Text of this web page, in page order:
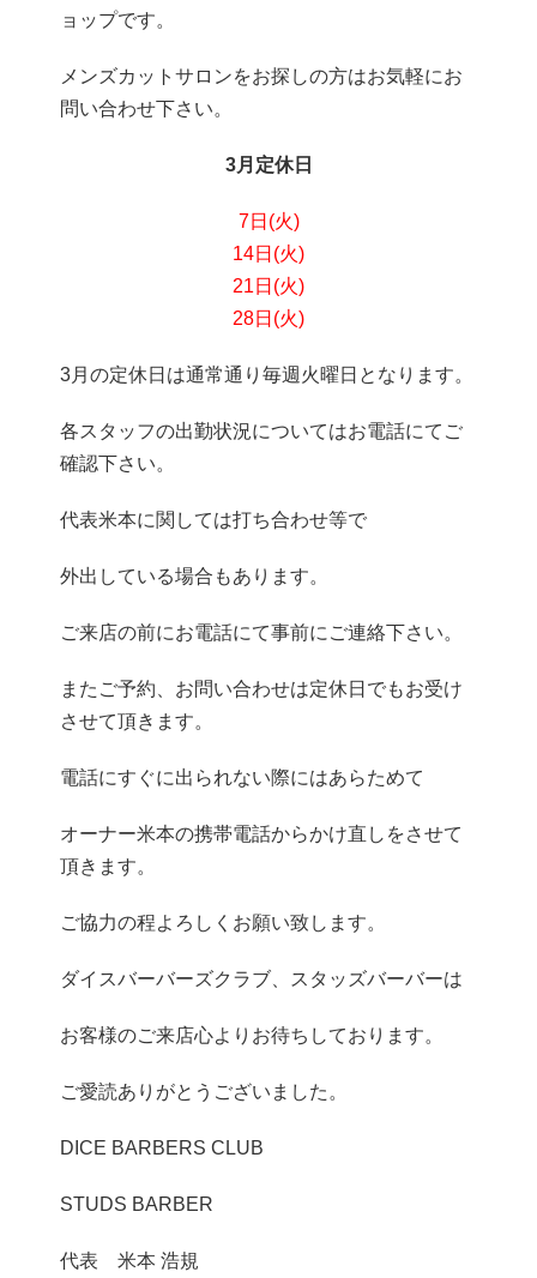
ョップです。
メンズカットサロンをお探しの方はお気軽にお
問い合わせ下さい。
3月定休日
7日(火)
14日(火)
21日(火)
28日(火)
3月の定休日は通常通り毎週火曜日となります。
各スタッフの出勤状況についてはお電話にてご
確認下さい。
代表米本に関しては打ち合わせ等で
外出している場合もあります。
ご来店の前にお電話にて事前にご連絡下さい。
またご予約、お問い合わせは定休日でもお受け
させて頂きます。
電話にすぐに出られない際にはあらためて
オーナー米本の携帯電話からかけ直しをさせて
頂きます。
ご協力の程よろしくお願い致します。
ダイスバーバーズクラブ、スタッズバーバーは
お客様のご来店心よりお待ちしております。
ご愛読ありがとうございました。
DICE BARBERS CLUB
STUDS BARBER
代表 米本 浩規